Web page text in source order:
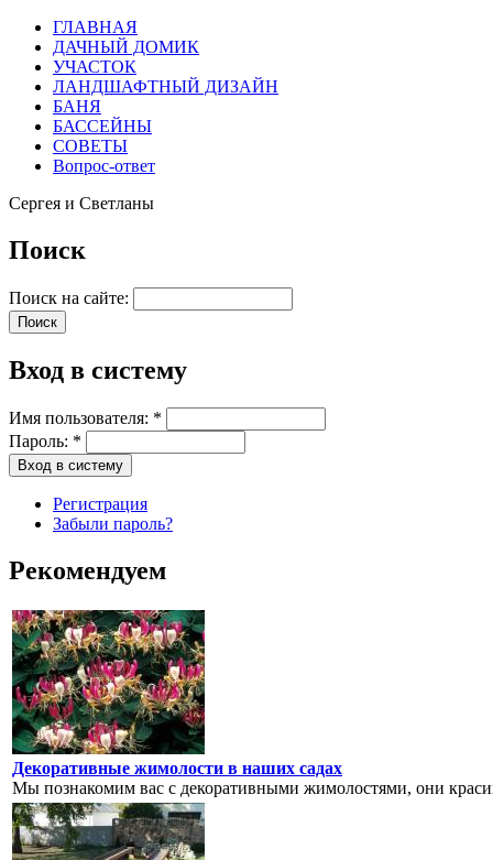
ГЛАВНАЯ
ДАЧНЫЙ ДОМИК
УЧАСТОК
ЛАНДШАФТНЫЙ ДИЗАЙН
БАНЯ
БАССЕЙНЫ
СОВЕТЫ
Вопрос-ответ
Сергея и Светланы
Поиск
Поиск на сайте:
Вход в систему
Имя пользователя: *
Пароль: *
Регистрация
Забыли пароль?
Рекомендуем
Декоративные жимолости в наших садах
Мы познакомим вас с декоративными жимолостями, они